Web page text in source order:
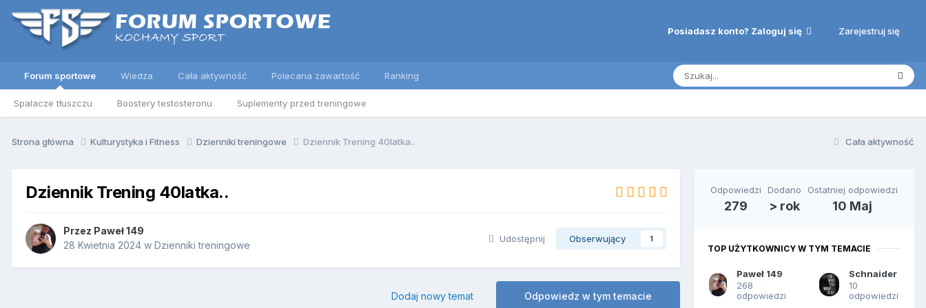
Posiadasz konto? Zaloguj się Zarejestruj się
Forum sportowe
Spalacze tłuszczu Boostery testosteronu Suplementy przed treningowe
Wiedza Cała aktywność Polecana zawartość Ranking
Cała aktywność
Strona główna Kulturystyka i Fitness Dzienniki treningowe Dziennik Trening 40latka..
Dziennik Trening 40latka..
Przez Paweł 149
28 Kwietnia 2024 w Dzienniki treningowe
Udostępnij Obserwujący 1
Odpowiedz w tym temacie
Dodaj nowy temat
Odpowiedzi
279
Dodano
> rok
Ostatniej odpowiedzi
10 Maj
TOP UŻYTKOWNICY W TYM TEMACIE
Paweł 149
268
odpowiedzi
Schnaider
10
odpowiedzi